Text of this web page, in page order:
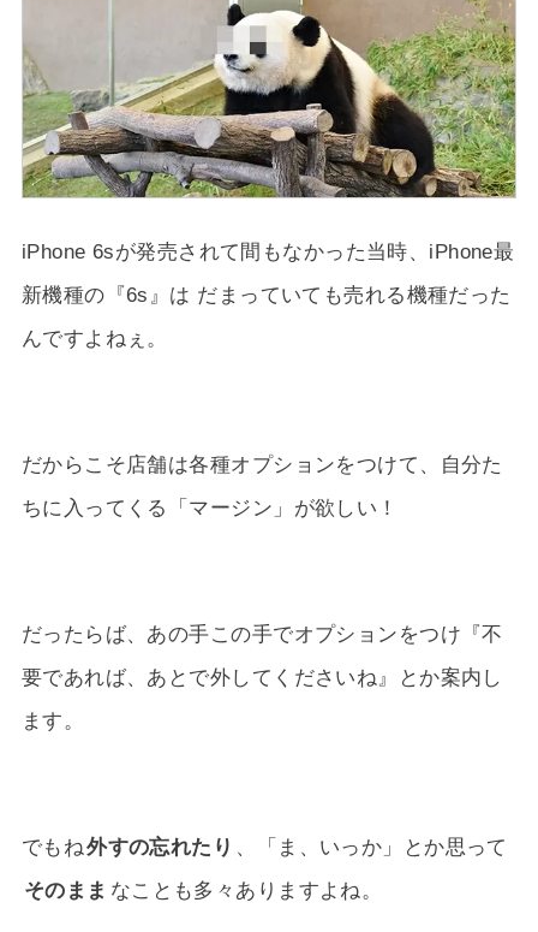
iPhone 6sが発売されて間もなかった当時、iPhone最
新機種の『6s』は だまっていても売れる機種だった
んですよねぇ。
だからこそ店舗は各種オプションをつけて、自分た
ちに入ってくる「マージン」が欲しい！
だったらば、あの手この手でオプションをつけ『不
要であれば、あとで外してくださいね』とか案内し
ます。
でもね外すの忘れたり 、「ま、いっか」とか思って
そのまま なことも多々ありますよね。